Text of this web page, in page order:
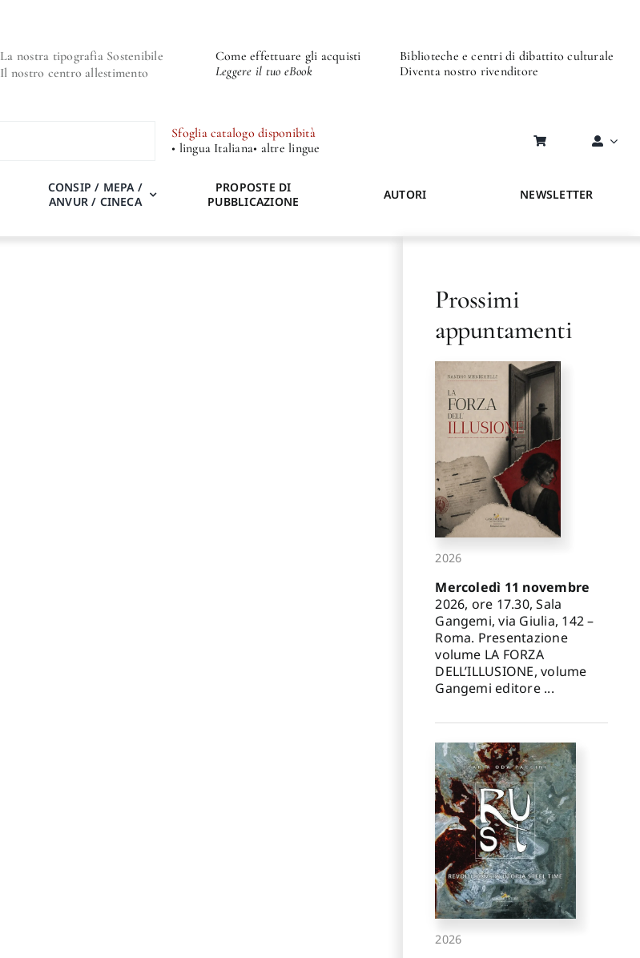
La nostra tipografia Sostenibile
Il nostro centro allestimento
Come effettuare gli acquisti
Leggere il tuo eBook
Biblioteche e centri di dibattito culturale
Diventa nostro rivenditore
Sfoglia catalogo disponibità
• lingua Italiana• altre lingue
CONSIP / MEPA /
ANVUR / CINECA
PROPOSTE DI
PUBBLICAZIONE
AUTORI NEWSLETTER
Prossimi
appuntamenti
2026
Mercoledì 11 novembre
2026, ore 17.30, Sala
Gangemi, via Giulia, 142 –
Roma. Presentazione
volume LA FORZA
DELL’ILLUSIONE, volume
Gangemi editore ...
2026